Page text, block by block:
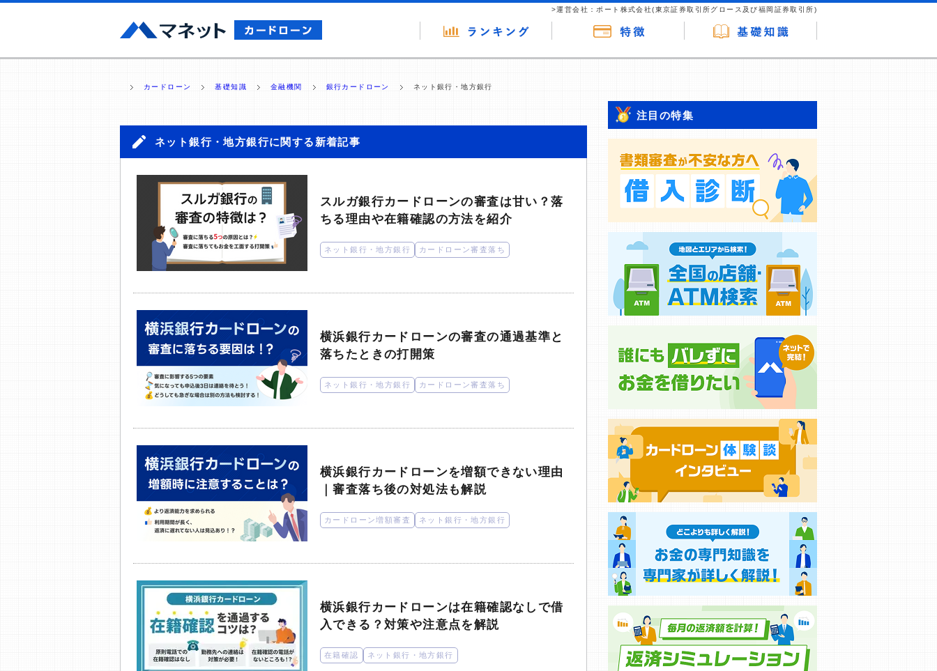
>運営会社：ポート株式会社(東京証券取引所グロース及び福岡証券取引所)
カードローン 基礎知識 金融機関 銀行カードローン ネット銀行・地方銀行
ネット銀行・地方銀行に関する新着記事
スルガ銀行カードローンの審査は甘い？落
ちる理由や在籍確認の方法を紹介
ネット銀行・地方銀行 カードローン審査落ち
横浜銀行カードローンの審査の通過基準と
落ちたときの打開策
ネット銀行・地方銀行 カードローン審査落ち
横浜銀行カードローンを増額できない理由
｜審査落ち後の対処法も解説
カードローン増額審査 ネット銀行・地方銀行
横浜銀行カードローンは在籍確認なしで借
入できる？対策や注意点を解説
在籍確認 ネット銀行・地方銀行
注目の特集